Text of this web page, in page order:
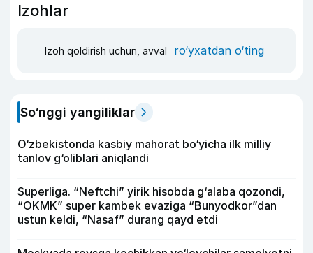
Izohlar
Izoh qoldirish uchun, avval ro‘yxatdan o‘ting
So‘nggi yangiliklar
O‘zbekistonda kasbiy mahorat bo‘yicha ilk milliy
tanlov g‘oliblari aniqlandi
Superliga. “Neftchi” yirik hisobda g‘alaba qozondi,
“OKMK” super kambek evaziga “Bunyodkor”dan
ustun keldi, “Nasaf” durang qayd etdi